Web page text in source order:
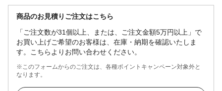
商品のお見積りご注文はこちら
「ご注文数が31個以上、または、ご注文金額5万円以上」で
お買い上げご希望のお客様は、在庫・納期を確認いたしま
す。こちらよりお問い合わせください。
※このフォームからのご注文は、各種ポイントキャンペーン対象外と
なります。